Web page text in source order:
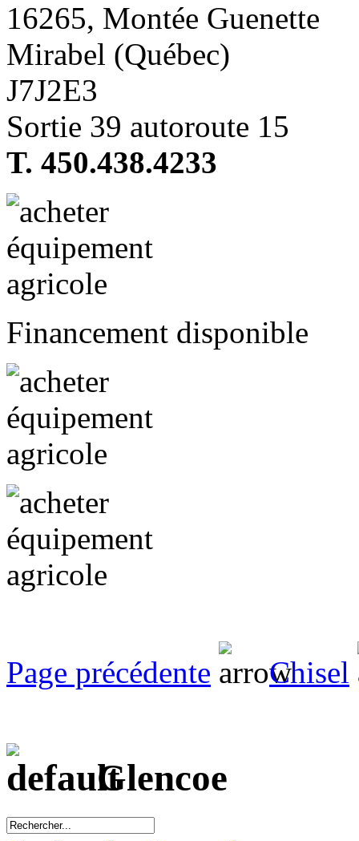
16265, Montée Guenette
Mirabel (Québec)
J7J2E3
Sortie 39 autoroute 15
T. 450.438.4233
Financement disponible
Page précédente Chisel
Glencoe